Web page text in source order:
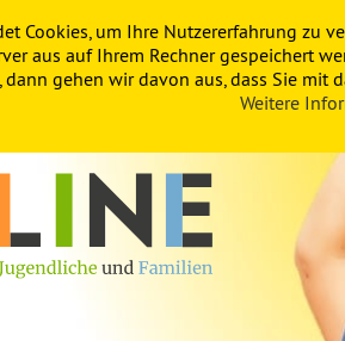
Cookies, um Ihre Nutzererfahrung zu
aus auf Ihrem Rechner gespeichert
gehen wir davon aus, dass Sie mit
Weitere